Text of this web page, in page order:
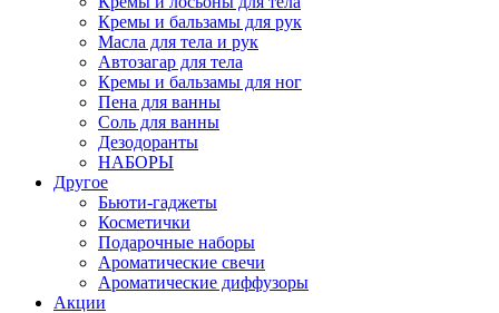
Кремы и бальзамы для рук
Масла для тела и рук
Автозагар для тела
Кремы и бальзамы для ног
Пена для ванны
Соль для ванны
Дезодоранты
НАБОРЫ
Другое
Бьюти-гаджеты
Косметички
Подарочные наборы
Ароматические свечи
Ароматические диффузоры
Акции